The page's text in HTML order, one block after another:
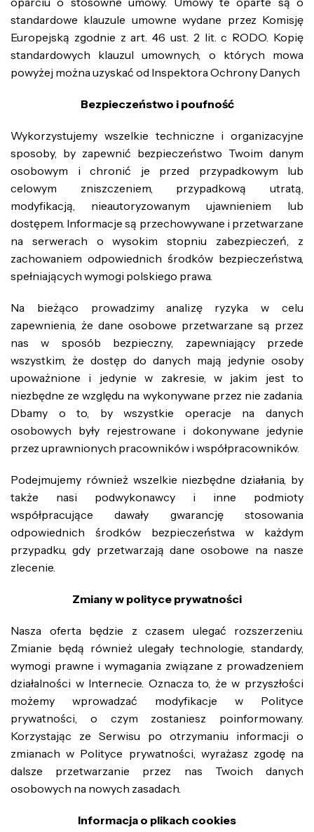
standardowe klauzule umowne wydane przez Komisję
Europejską zgodnie z art. 46 ust. 2 lit. c RODO. Kopię
standardowych klauzul umownych, o których mowa
powyżej można uzyskać od Inspektora Ochrony Danych
Bezpieczeństwo i poufność
Wykorzystujemy wszelkie techniczne i organizacyjne
sposoby, by zapewnić bezpieczeństwo Twoim danym
osobowym i chronić je przed przypadkowym lub
celowym zniszczeniem, przypadkową utratą,
modyfikacją, nieautoryzowanym ujawnieniem lub
dostępem. Informacje są przechowywane i przetwarzane
na serwerach o wysokim stopniu zabezpieczeń, z
zachowaniem odpowiednich środków bezpieczeństwa,
spełniających wymogi polskiego prawa.
Na bieżąco prowadzimy analizę ryzyka w celu
zapewnienia, że dane osobowe przetwarzane są przez
nas w sposób bezpieczny, zapewniający przede
wszystkim, że dostęp do danych mają jedynie osoby
upoważnione i jedynie w zakresie, w jakim jest to
niezbędne ze względu na wykonywane przez nie zadania.
Dbamy o to, by wszystkie operacje na danych
osobowych były rejestrowane i dokonywane jedynie
przez uprawnionych pracowników i współpracowników.
Podejmujemy również wszelkie niezbędne działania, by
także nasi podwykonawcy i inne podmioty
współpracujące dawały gwarancję stosowania
odpowiednich środków bezpieczeństwa w każdym
przypadku, gdy przetwarzają dane osobowe na nasze
zlecenie.
Zmiany w polityce prywatności
Nasza oferta będzie z czasem ulegać rozszerzeniu.
Zmianie będą również ulegały technologie, standardy,
wymogi prawne i wymagania związane z prowadzeniem
działalności w Internecie. Oznacza to, że w przyszłości
możemy wprowadzać modyfikacje w Polityce
prywatności, o czym zostaniesz poinformowany.
Korzystając ze Serwisu po otrzymaniu informacji o
zmianach w Polityce prywatności, wyrażasz zgodę na
dalsze przetwarzanie przez nas Twoich danych
osobowych na nowych zasadach.
Informacja o plikach cookies